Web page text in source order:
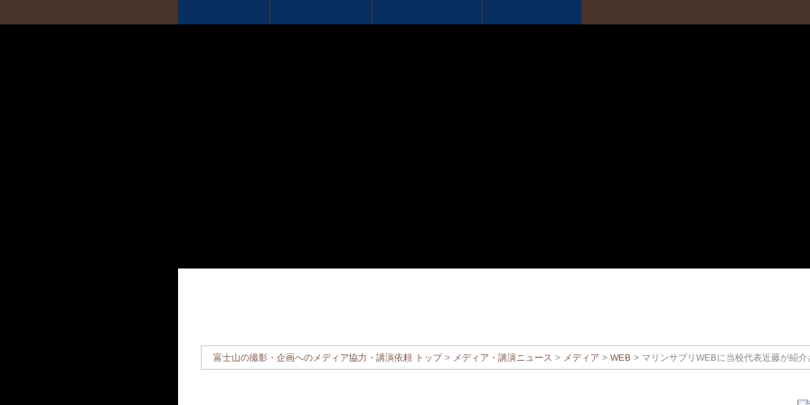
富士山の撮影・企画へのメディア協力・講演依頼 トップ> メディア・講演ニュース > メディア > WEB > マリンサプリWEBに当校代表近藤が紹介